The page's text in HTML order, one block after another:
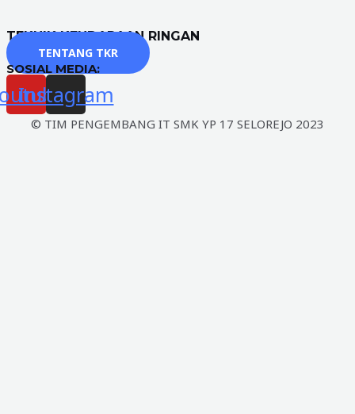
TEKNIK KENDARAAN RINGAN
TENTANG TKR
SOSIAL MEDIA:
Instagram
© TIM PENGEMBANG IT SMK YP 17 SELOREJO 2023